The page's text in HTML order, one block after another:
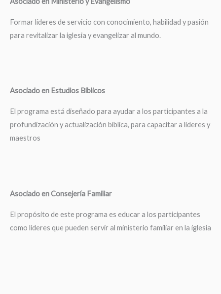
Formar líderes de servicio con conocimiento, habilidad y pasión
para revitalizar la iglesia y evangelizar al mundo.
Asociado en Estudios Bíblicos
El programa está diseñado para ayudar a los participantes a la
profundización y actualización bíblica, para capacitar a líderes y
maestros
Asociado en Consejería Familiar
El propósito de este programa es educar a los participantes
como líderes que pueden servir al ministerio familiar en la iglesia